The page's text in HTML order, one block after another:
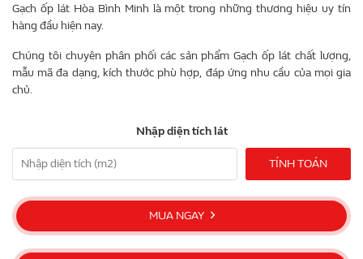
Gạch ốp lát Hòa Bình Minh là một trong những thương hiệu uy tín
hàng đầu hiện nay.
Chúng tôi chuyên phân phối các sản phẩm Gạch ốp lát chất lượng,
mẫu mã đa dạng, kích thước phù hợp, đáp ứng nhu cầu của mọi gia
chủ.
Nhập diện tích lát
TÍNH TOÁN
MUA NGAY